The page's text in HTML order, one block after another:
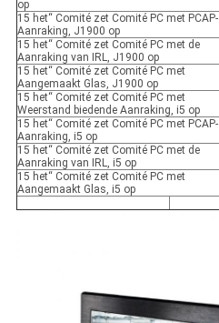
op
15 het“ Comité zet Comité PC met PCAP-
Aanraking, J1900 op
15 het“ Comité zet Comité PC met de
Aanraking van IRL, J1900 op
15 het“ Comité zet Comité PC met
Aangemaakt Glas, J1900 op
15 het“ Comité zet Comité PC met
Weerstand biedende Aanraking, i5 op
15 het“ Comité zet Comité PC met PCAP-
Aanraking, i5 op
15 het“ Comité zet Comité PC met de
Aanraking van IRL, i5 op
15 het“ Comité zet Comité PC met
Aangemaakt Glas, i5 op